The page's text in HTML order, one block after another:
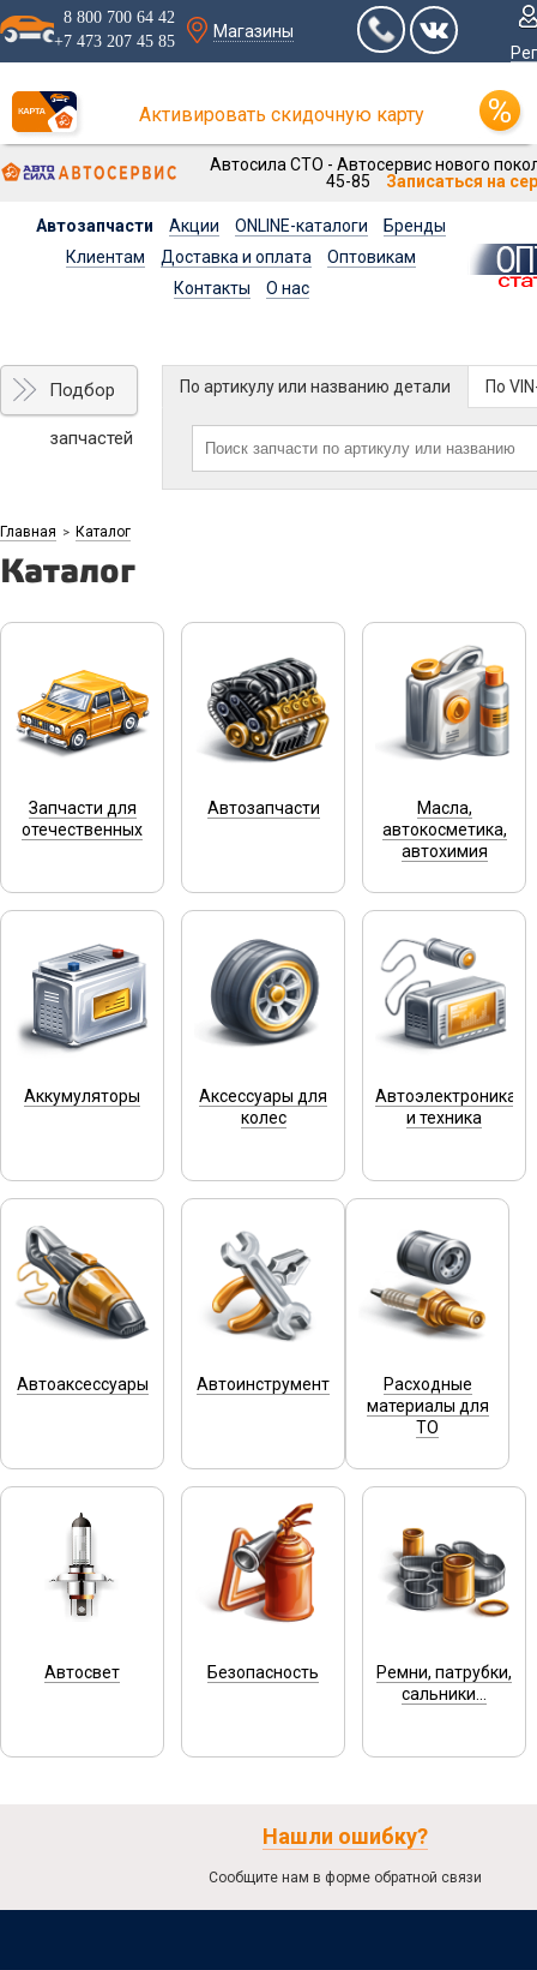
8 800 700 64 42
+7 473 207 45 85
Магазины
Активировать скидочную карту
Автосила СТО - Автосервис нового
45-85
Записаться на
Автозапчасти Акции ONLINE-каталоги
Бренды
Клиентам
Доставка и оплата
Оптовикам
Контакты
О нас
Подбор
запчастей
По артикулу или названию детали По
Главная > Каталог
Каталог
Запчасти для
отечественных
Автозапчасти
Масла,
автокосметика,
автохимия
Аккумуляторы
Аксессуары для
колес
Автоэлектроника
и техника
Автоаксессуары Автоинструмент
Расходные
материалы для
ТО
Автосвет Безопасность
Ремни, патрубки,
сальники...
Нашли ошибку?
Сообщите нам в форме обратной связи